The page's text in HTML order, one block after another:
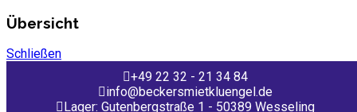
Übersicht
Schließen
+49 22 32 - 21 34 84
info@beckersmietkluengel.de
Lager: Gutenbergstraße 1 - 50389 Wesseling